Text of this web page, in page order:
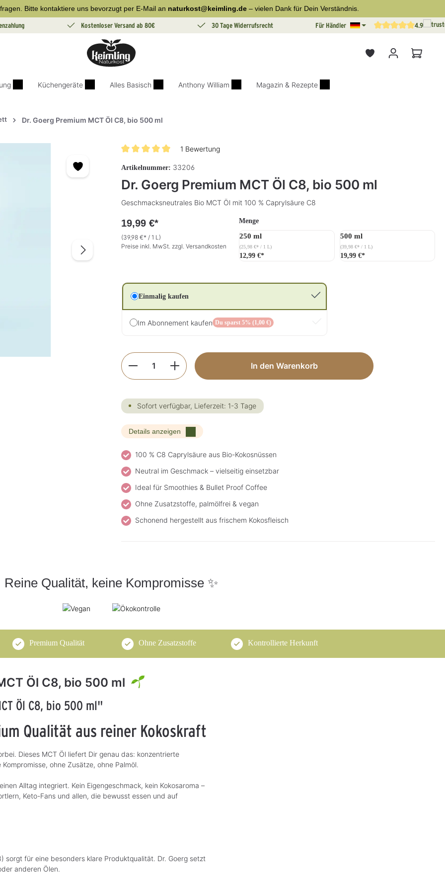
Bitte kontaktiere uns bevorzugt per E-Mail an naturkost@keimling.de– vielen Dank für Dein Verständnis.
Kostenloser Versand ab 80€ 30 Tage Widerrufsrecht Für Händler Durchschnittliche4.9
Küchengeräte Alles Basisch Anthony William Magazin & Rezepte
Dr. Goerg Premium MCT Öl C8, bio 500 ml
1 Bewertung
Artikelnummer: 33206
Dr. Goerg Premium MCT Öl C8, bio 500 ml
Geschmacksneutrales Bio MCT Öl mit 100 % Caprylsäure C8
19,99 €*
(39,98 €* / 1 L)
Preise inkl. MwSt. zzgl. Versandkosten
Mengeauswählen
250 ml
(25,98 €* / 1 L)
12,99 €*
500 ml
(39,98 €* / 1 L)
19,99 €*
Einmalig kaufen
Im Abonnement kaufen Du sparst 5% (1,00 €)
Produkt Anzahl: Gib den gewünschten Wert ein oder
In den Warenkorb
Sofort verfügbar, Lieferzeit: 1-3 Tage
Details anzeigen
100 % C8 Caprylsäure aus Bio-Kokosnüssen
Neutral im Geschmack – vielseitig einsetzbar
Ideal für Smoothies & Bullet Proof Coffee
Ohne Zusatzstoffe, palmölfrei & vegan
Schonend hergestellt aus frischem Kokosfleisch
Reine Qualität, keine Kompromisse ✨
Premium Qualität Ohne Zusatzstoffe Kontrollierte Herkunft
Öl C8, bio 500 ml
Öl C8, bio 500 ml"
Qualität aus reiner Kokoskraft
Dieses MCT Öl liefert Dir genau das: konzentrierte
ohne Zusätze, ohne Palmöl.
Alltag integriert. Kein Eigengeschmack, kein Kokosaroma –
Keto-Fans und allen, die bewusst essen und auf
sorgt für eine besonders klare Produktqualität. Dr. Goerg setzt
anderen Ölen.